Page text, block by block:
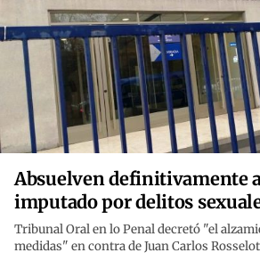
Absuelven definitivamente
imputado por delitos
Tribunal Oral en lo Penal decretó "el
medidas" en contra de Juan Carlos